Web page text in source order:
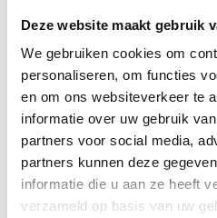
Deze website maakt gebruik
We gebruiken cookies om
personaliseren, om functies
en om ons websiteverkeer te
informatie over uw gebruik
partners voor social media,
partners kunnen deze
informatie die u aan ze heeft
verzameld op basis van uw
resulteert niet alleen in een
waterbesparing, maar ook in
mooiere waterflow. Het
effectievere reiniging met
De duurzaamheid van de
Rinse Baris gewaarborgd
beste kwaliteit DuPont haren
hun vorm en
gebruik.